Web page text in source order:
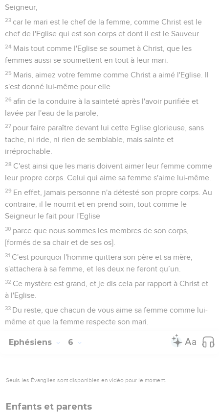
Seigneur,
23 car le mari est le chef de la femme, comme Christ est le
chef de l'Eglise qui est son corps et dont il est le Sauveur.
24 Mais tout comme l'Eglise se soumet à Christ, que les
femmes aussi se soumettent en tout à leur mari.
25 Maris, aimez votre femme comme Christ a aimé l'Eglise. Il
s'est donné lui-même pour elle
26 afin de la conduire à la sainteté après l'avoir purifiée et
lavée par l'eau de la parole,
27 pour faire paraître devant lui cette Eglise glorieuse, sans
tache, ni ride, ni rien de semblable, mais sainte et
irréprochable.
28 C'est ainsi que les maris doivent aimer leur femme comme
leur propre corps. Celui qui aime sa femme s'aime lui-même.
29 En effet, jamais personne n'a détesté son propre corps. Au
contraire, il le nourrit et en prend soin, tout comme le
Seigneur le fait pour l'Eglise
30 parce que nous sommes les membres de son corps,
[formés de sa chair et de ses os].
31 C'est pourquoi l'homme quittera son père et sa mère,
s'attachera à sa femme, et les deux ne feront qu’un.
32 Ce mystère est grand, et je dis cela par rapport à Christ et
à l'Eglise.
33 Du reste, que chacun de vous aime sa femme comme lui-
même et que la femme respecte son mari.
Ephésiens 6
Seuls les Évangiles sont disponibles en vidéo pour le moment.
Enfants et parents